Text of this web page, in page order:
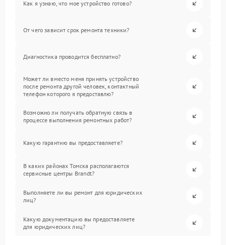
Как я узнаю, что мое устройство готово?
От чего зависит срок ремонта техники?
Диагностика проводится бесплатно?
Может ли вместо меня принять устройство
после ремонта другой человек, контактный
телефон которого я предоставлю?
Возможно ли получать обратную связь в
процессе выполнения ремонтных работ?
Какую гарантию вы предоставляете?
В каких районах Томска располагаются
сервисные центры Brandt?
Выполняете ли вы ремонт для юридических
лиц?
Какую документацию вы предоставляете
для юридических лиц?